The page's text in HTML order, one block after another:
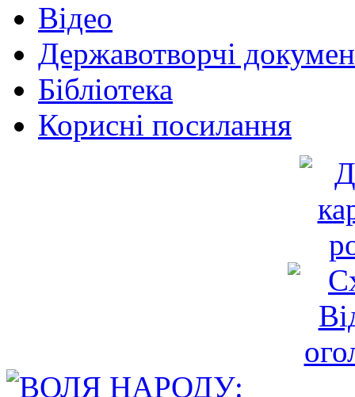
Відео
Державотворчі
Бібліотека
Корисні посилання